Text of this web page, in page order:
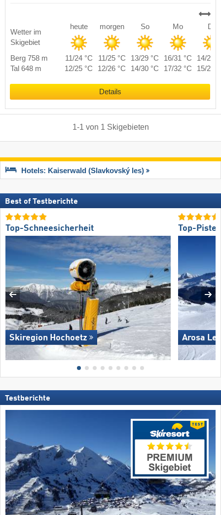
Wetter im
Skigebiet
heute morgen So Mo Di
Berg 758 m 11/24 °C 11/25 °C 13/29 °C 16/31 °C
14/27
Tal 648 m
12/25 °C 12/26 °C 14/30 °C 17/32 °C 15/28
Details
1-1 von 1 Skigebieten
Hotels: Kaiserwald (Slavkovský les)
Best of Testberichte
Top-Schneesicherheit
Skiregion Hochoetz
Top-
Arosa
Testberichte